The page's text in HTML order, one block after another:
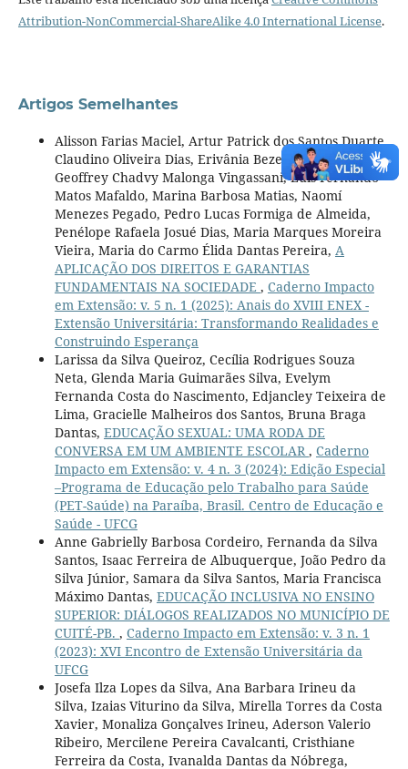
Attribution-NonCommercial-ShareAlike 4.0 International License.
Artigos Semelhantes
Alisson Farias Maciel, Artur Patrick dos Santos Duarte,
Claudino Oliveira Dias, Erivânia Bezerra da Silva,
Geoffrey Chadvy Malonga Vingassani, Luis Fernando
Matos Mafaldo, Marina Barbosa Matias, Naomí
Menezes Pegado, Pedro Lucas Formiga de Almeida,
Penélope Rafaela Josué Dias, Maria Marques Moreira
Vieira, Maria do Carmo Élida Dantas Pereira, A
APLICAÇÃO DOS DIREITOS E GARANTIAS
FUNDAMENTAIS NA SOCIEDADE , Caderno Impacto
em Extensão: v. 5 n. 1 (2025): Anais do XVIII ENEX -
Extensão Universitária: Transformando Realidades e
Construindo Esperança
Larissa da Silva Queiroz, Cecília Rodrigues Souza
Neta, Glenda Maria Guimarães Silva, Evelym
Fernanda Costa do Nascimento, Edjancley Teixeira de
Lima, Gracielle Malheiros dos Santos, Bruna Braga
Dantas, EDUCAÇÃO SEXUAL: UMA RODA DE
CONVERSA EM UM AMBIENTE ESCOLAR, Caderno
Impacto em Extensão: v. 4 n. 3 (2024): Edição Especial
–Programa de Educação pelo Trabalho para Saúde
(PET-Saúde) na Paraíba, Brasil. Centro de Educação e
Saúde - UFCG
Anne Gabrielly Barbosa Cordeiro, Fernanda da Silva
Santos, Isaac Ferreira de Albuquerque, João Pedro da
Silva Júnior, Samara da Silva Santos, Maria Francisca
Máximo Dantas, EDUCAÇÃO INCLUSIVA NO ENSINO
SUPERIOR: DIÁLOGOS REALIZADOS NO MUNICÍPIO DE
CUITÉ-PB. , Caderno Impacto em Extensão: v. 3 n. 1
(2023): XVI Encontro de Extensão Universitária da
UFCG
Josefa Ilza Lopes da Silva, Ana Barbara Irineu da
Silva, Izaias Viturino da Silva, Mirella Torres da Costa
Xavier, Monaliza Gonçalves Irineu, Aderson Valerio
Ribeiro, Mercilene Pereira Cavalcanti, Cristhiane
Ferreira da Costa, Ivanalda Dantas da Nóbrega,